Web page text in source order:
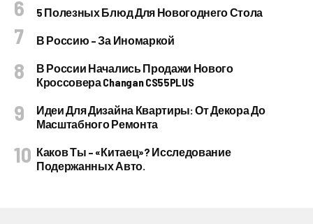
5 Полезных Блюд Для Новогоднего Стола
В Россию – За Иномаркой
В России Начались Продажи Нового
Кроссовера Changan CS55PLUS
Идеи Для Дизайна Квартиры: От Декора До
Масштабного Ремонта
Каков Ты – «китаец»? Исследование
Подержанных Авто.